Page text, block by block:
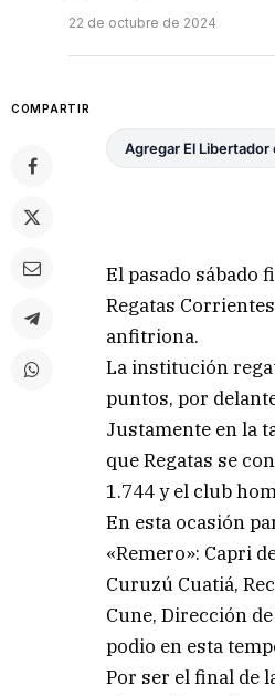
22 de octubre de 2024
COMPARTIR
Agregar El Libertador
El pasado sábado
Regatas
anfitriona.
La institución
puntos, por
Justamente en la
que Regatas se
1.744 y el club
En esta ocasión
«Remero»: Capri
Curuzú Cuatiá,
Cune, Dirección
podio en esta
Por ser el final de